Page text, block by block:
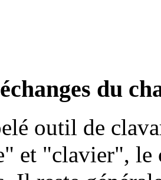
du
outil de
et "clavier", le